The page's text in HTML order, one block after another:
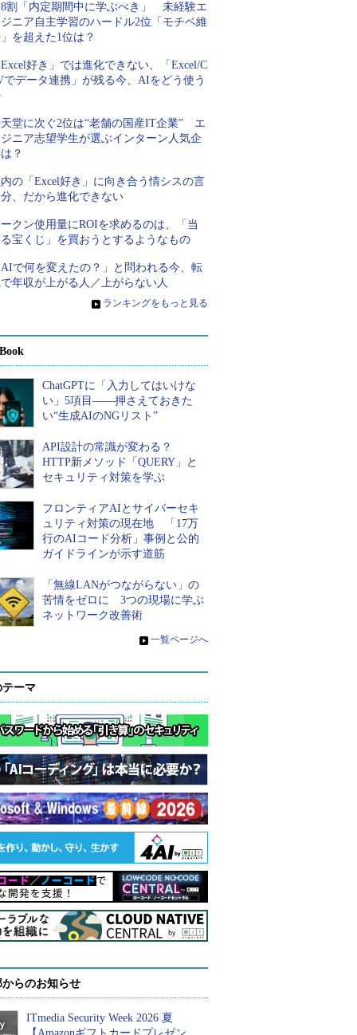
割「内定期間中に学ぶべき」 未経験エ
ニア自主学習のハードル2位「モチベ維
を超えた1位は？
好き」では進化できない、「Excel/C
でデータ連携」が残る今、AIをどう使う
堂に次ぐ2位は“老舗の国産IT企業” エ
ニア志望学生が選ぶインターン人気企
？
の「Excel好き」に向き合う情シスの言
、だから進化できない
クン使用量にROIを求めるのは、「当
宝くじ」を買おうとするようなもの
で何を変えたの？」と問われる今、転
年収が上がる人／上がらない人
» ランキングをもっと見る
ChatGPTに「入力してはいけな
い」5項目――押さえておきた
い“生成AIのNGリスト”
API設計の常識が変わる？
HTTP新メソッド「QUERY」と
セキュリティ対策を学ぶ
フロンティアAIとサイバーセキ
ュリティ対策の現在地 「17万
行のAIコード分析」事例と公的
ガイドラインが示す道筋
「無線LANがつながらない」の
苦情をゼロに 3つの現場に学ぶ
ネットワーク改善術
» 一覧ページへ
ーマ
らのお知らせ
ITmedia Security Week 2026 夏